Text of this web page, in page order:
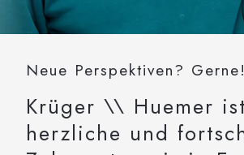
Neue Perspektiven? Gerne!
Krüger \\ Huemer
herzliche und